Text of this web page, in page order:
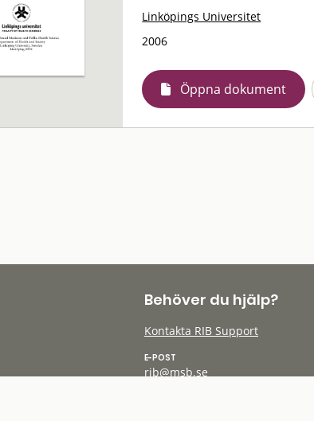
Linköpings Universitet
2006
Öppna dokument
Behöver du hjälp?
Kontakta RIB Support
E-POST
rib@msb.se